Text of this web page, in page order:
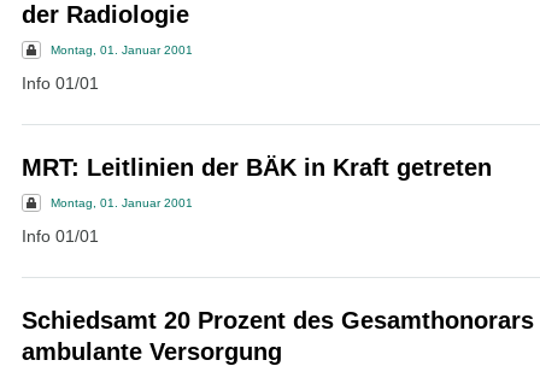
der Radiologie
Montag, 01. Januar 2001
Info 01/01
MRT: Leitlinien der BÄK in Kraft getreten
Montag, 01. Januar 2001
Info 01/01
Schiedsamt 20 Prozent des
ambulante Versorgung